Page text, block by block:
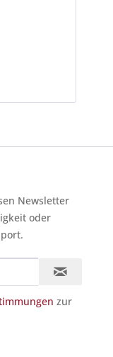
Newsletter
oder
zur